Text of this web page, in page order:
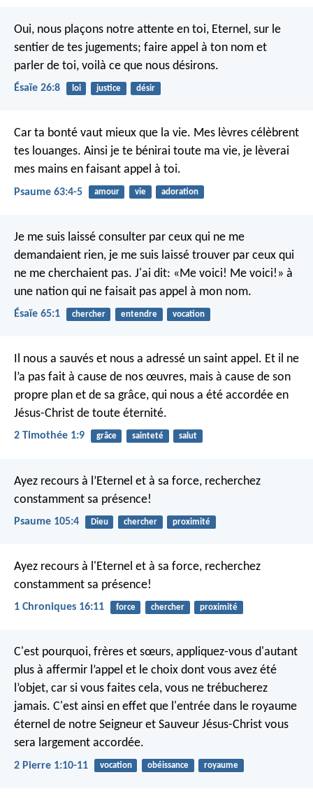
Oui, nous plaçons notre attente en toi, Eternel, sur le
sentier de tes jugements; faire appel à ton nom et
parler de toi, voilà ce que nous désirons.
Ésaïe 26:8 loi justice désir
Car ta bonté vaut mieux que la vie. Mes lèvres célèbrent
tes louanges. Ainsi je te bénirai toute ma vie, je lèverai
mes mains en faisant appel à toi.
Psaume 63:4-5 amour vie adoration
Je me suis laissé consulter par ceux qui ne me
demandaient rien, je me suis laissé trouver par ceux qui
ne me cherchaient pas. J'ai dit: «Me voici! Me voici!» à
une nation qui ne faisait pas appel à mon nom.
Ésaïe 65:1 chercher entendre vocation
Il nous a sauvés et nous a adressé un saint appel. Et il ne
l’a pas fait à cause de nos œuvres, mais à cause de son
propre plan et de sa grâce, qui nous a été accordée en
Jésus-Christ de toute éternité.
2 Timothée 1:9 grâce sainteté salut
Ayez recours à l’Eternel et à sa force, recherchez
constamment sa présence!
Psaume 105:4 Dieu chercher proximité
Ayez recours à l'Eternel et à sa force, recherchez
constamment sa présence!
1 Chroniques 16:11 force chercher proximité
C'est pourquoi, frères et sœurs, appliquez-vous d'autant
plus à affermir l’appel et le choix dont vous avez été
l’objet, car si vous faites cela, vous ne trébucherez
jamais. C'est ainsi en effet que l'entrée dans le royaume
éternel de notre Seigneur et Sauveur Jésus-Christ vous
sera largement accordée.
2 Pierre 1:10-11 vocation obéissance royaume